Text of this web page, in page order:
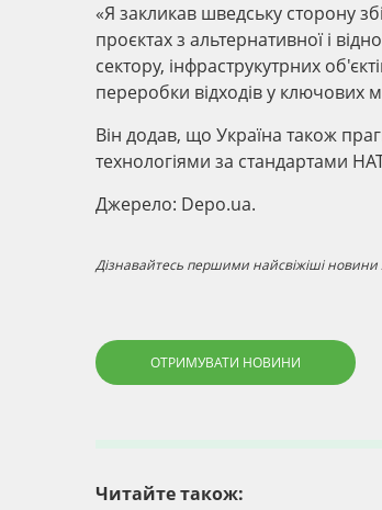
«Я закликав шведську сторону
проєктах з альтернативної і
сектору, інфраструкутрних
переробки відходів у ключових
Він додав, що Україна також
технологіями за стандартами
Джерело: Depo.ua.
Дізнавайтесь першими найсвіжіші новини
ОТРИМУВАТИ НОВИНИ
Читайте також: